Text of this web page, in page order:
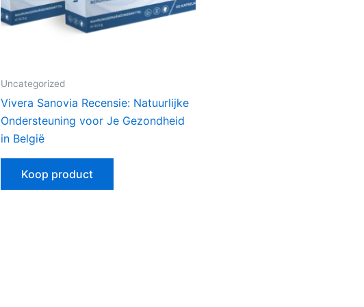
Uncategorized
Vivera Sanovia Recensie: Natuurlijke
Ondersteuning voor Je Gezondheid
in België
Koop product